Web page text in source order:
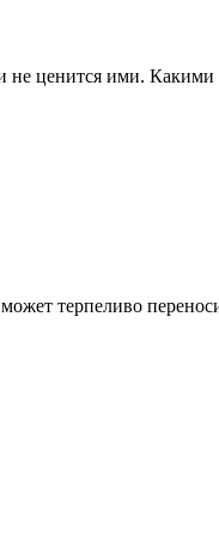
не ценится ими.
терпеливо